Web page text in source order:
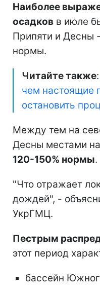
Наиболее
осадков в июле
Припяти и Десны
нормы.
Читайте также:
чем настоящие
остановить
Между тем на
Десны местами
120-150% нормы.
"Что отражает
дождей", -
УкрГМЦ.
Пестрым
этот период
бассейн